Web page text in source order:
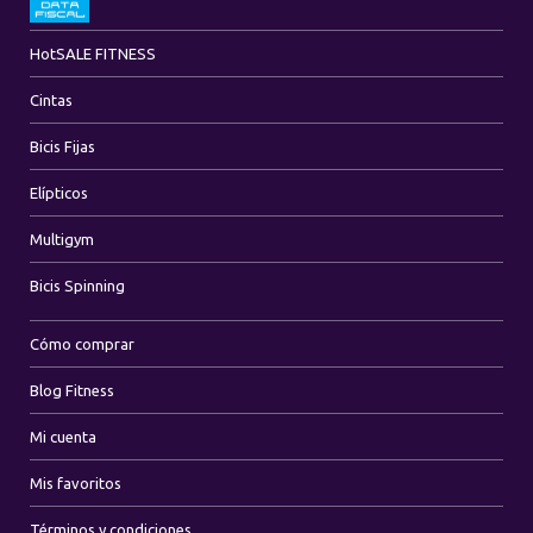
HotSALE FITNESS
Cintas
Bicis Fijas
Elípticos
Multigym
Bicis Spinning
Cómo comprar
Blog Fitness
Mi cuenta
Mis favoritos